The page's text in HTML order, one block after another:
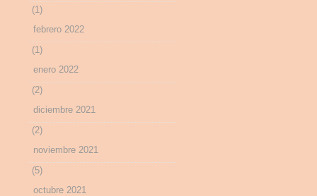
(1)
febrero 2022
(1)
enero 2022
(2)
diciembre 2021
(2)
noviembre 2021
(5)
octubre 2021